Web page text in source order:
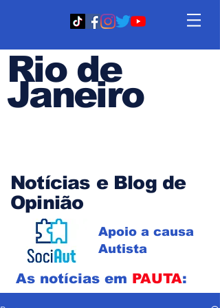
Rio de
Janeiro
Notícias e Blog de
Opinião
Apoio a causa
Autista
As notícias em PAUTA: